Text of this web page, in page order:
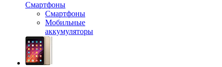
Смартфоны
Смартфоны
Мобильные
аккумуляторы